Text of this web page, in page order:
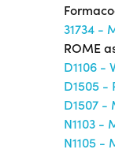
31734 -
ROME
D1106 -
D1505 -
D1507 -
N1103 -
N1105 -